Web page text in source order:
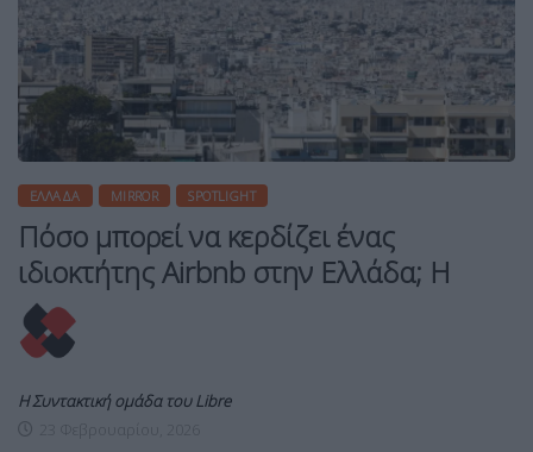
ΕΛΛΆΔΑ MIRROR SPOTLIGHT
Πόσο μπορεί να κερδίζει ένας
ιδιοκτήτης Airbnb στην Ελλάδα; Η
Η Συντακτική ομάδα του Libre